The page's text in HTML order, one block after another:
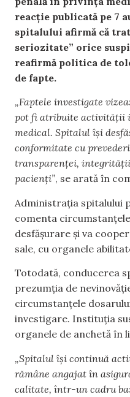
reacție publicată pe 7
spitalului afirmă că
seriozitate” orice
reafirmă politica de
de fapte.
„Faptele investigate
pot fi atribuite activității
medical. Spitalul își
conformitate cu
transparenței,
pacienți”, se arată în
Administrația spitalului
comenta
desfășurare și va
sale, cu organele
Totodată, conducerea
prezumția de
circumstanțele
investigare. Instituția
organele de anchetă în
„Spitalul își continuă
rămâne angajat în
calitate, într-un cadru